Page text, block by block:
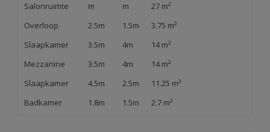
Salonruimte
m m
27 m²
Overloop
2.5m 1.5m
3.75 m²
Slaapkamer
3.5m 4m
14 m²
Mezzanine
3.5m 4m
14 m²
Slaapkamer
4.5m 2.5m
11.25 m²
Badkamer
1.8m 1.5m 2.7 m²